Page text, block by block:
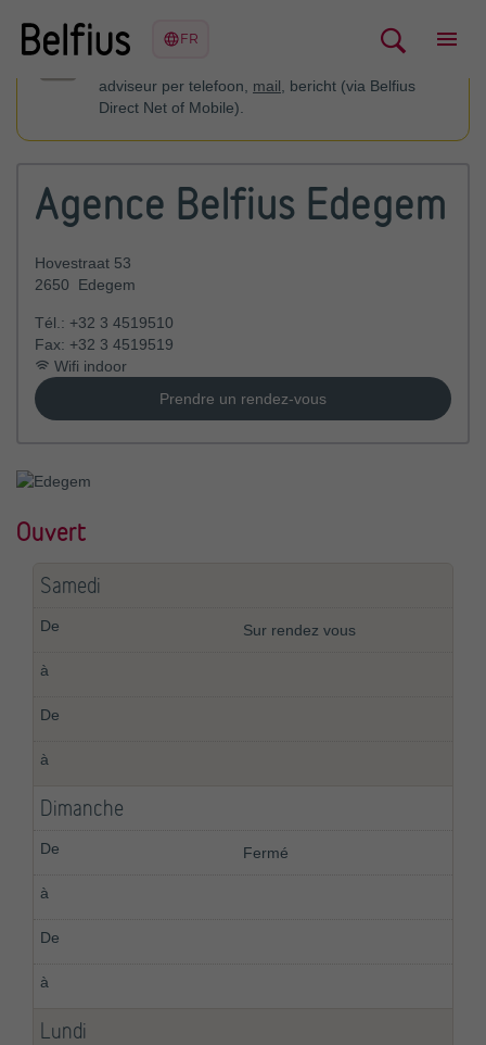
adviseur per telefoon, mail , bericht (via Belfius
Direct Net of Mobile).
Agence Belfius Edegem
Hovestraat 53
2650
Edegem
Tél.: +32 3 4519510
Fax: +32 3 4519519
Wifi indoor
Prendre un rendez-vous
Ouvert
Samedi
Sur rendez vous
Dimanche
Fermé
Lundi